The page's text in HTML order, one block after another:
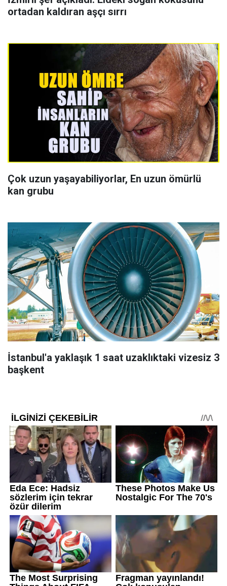
ortadan kaldıran aşçı sırrı
Çok uzun yaşayabiliyorlar, En uzun ömürlü
kan grubu
İstanbul'a yaklaşık 1 saat uzaklıktaki vizesiz 3
başkent